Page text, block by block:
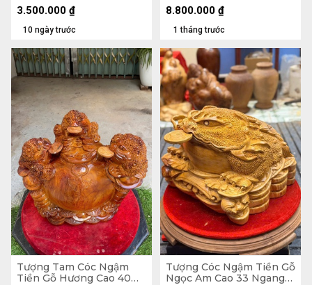
10 ngày trước
3.500.000 ₫
1 tháng trước
8.800.000 ₫
Tượng Tam Cóc Ngậm
Tiền Gỗ Hương Cao 40
Tượng Cóc Ngậm Tiền Gỗ
Ngọc Am Cao 33 Ngang